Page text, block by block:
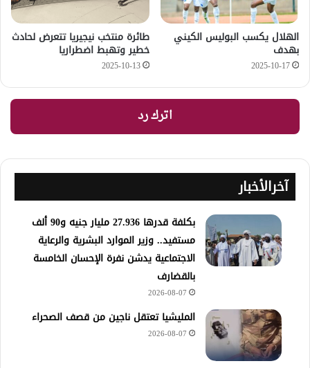
الهلال يكسب البوليس الكيني
بهدف
2025-10-17
طائرة منتخب نيجيريا تتعرض لحادث
خطير وتهبط اضطراريا
2025-10-13
اترك رد
آخرالأخبار
​بكلفة قدرها 27.936 مليار جنيه و90 ألف
مستفيد.. وزير الموارد البشرية والرعاية
الاجتماعية يدشن نفرة الإحسان الخامسة
بالقضارف
2026-08-07
المليشيا تعتقل ناجين من قصف الصحراء
2026-08-07